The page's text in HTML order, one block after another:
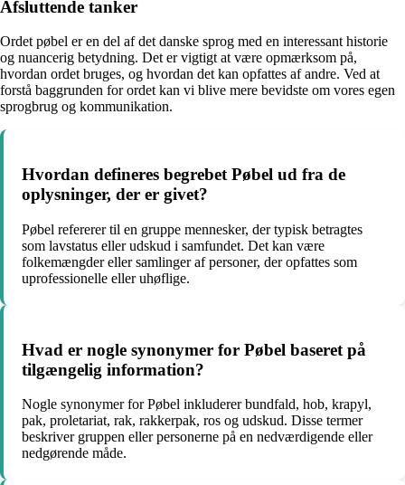
Afsluttende tanker
Ordet pøbel er en del af det danske sprog med en interessant historie
og nuancerig betydning. Det er vigtigt at være opmærksom på,
hvordan ordet bruges, og hvordan det kan opfattes af andre. Ved at
forstå baggrunden for ordet kan vi blive mere bevidste om vores egen
sprogbrug og kommunikation.
Hvordan defineres begrebet Pøbel ud fra de
oplysninger, der er givet?
Pøbel refererer til en gruppe mennesker, der typisk betragtes
som lavstatus eller udskud i samfundet. Det kan være
folkemængder eller samlinger af personer, der opfattes som
uprofessionelle eller uhøflige.
Hvad er nogle synonymer for Pøbel baseret på
tilgængelig information?
Nogle synonymer for Pøbel inkluderer bundfald, hob, krapyl,
pak, proletariat, rak, rakkerpak, ros og udskud. Disse termer
beskriver gruppen eller personerne på en nedværdigende eller
nedgørende måde.